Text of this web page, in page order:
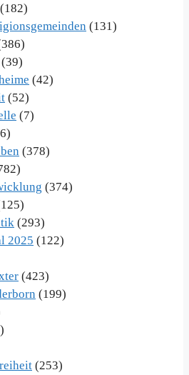
(182)
(131)
(39)
(42)
(52)
(7)
(378)
(374)
(293)
2025 (122)
(423)
(199)
(253)